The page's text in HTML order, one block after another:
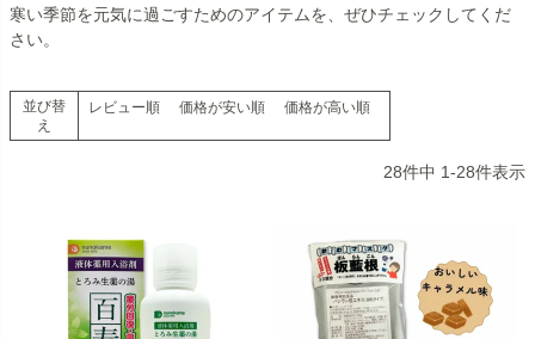
寒い季節を元気に過ごすためのアイテムを、ぜひチェックしてくだ
さい。
並び替
え
レビュー順 価格が安い順 価格が高い順
28件中 1-28件表示